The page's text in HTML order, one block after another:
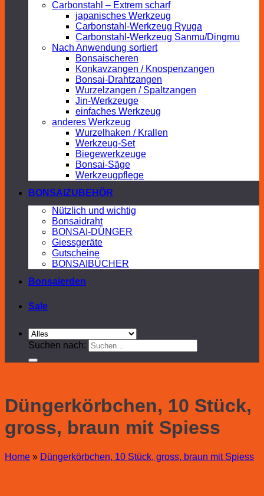
Carbonstahl – Extrem scharf
japanisches Werkzeug
Carbonstahl-Werkzeug Ryuga
Carbonstahl-Werkzeug Sanmu/Dingmu
Nach Anwendung sortiert
Bonsaischeren
Konkavzangen / Knospenzangen
Bonsai-Drahtzangen
Wurzelzangen / Spaltzangen
Jin-Werkzeuge
einfaches Werkzeug
anderes Werkzeug
Wurzelhaken / Krallen
Werkzeug-Set
Biegewerkzeuge
Bonsai-Säge
Werkzeugpflege
BONSAIZUBEHÖR
Nützlich und wichtig
Bonsaidraht
BONSAI-DÜNGER
Giessgeräte
Gutscheine
BONSAIBÜCHER
Bonsaierden
Sale
Suchen nach:
Düngerkörbchen, 10 Stück,
gross, braun mit Spiess
Home » Düngerkörbchen, 10 Stück, gross, braun mit Spiess